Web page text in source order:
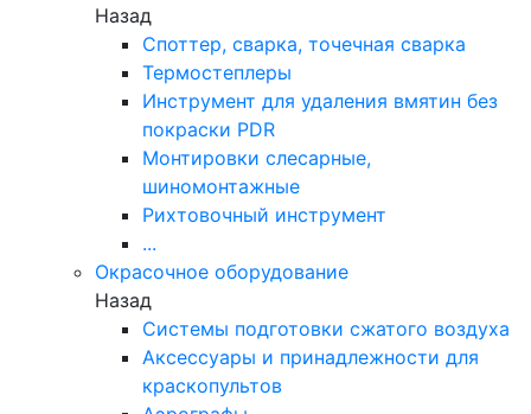
Назад
Споттер, сварка, точечная сварка
Термостеплеры
Инструмент для удаления вмятин без
покраски PDR
Монтировки слесарные,
шиномонтажные
Рихтовочный инструмент
...
Окрасочное оборудование
Назад
Системы подготовки сжатого воздуха
Аксессуары и принадлежности для
краскопультов